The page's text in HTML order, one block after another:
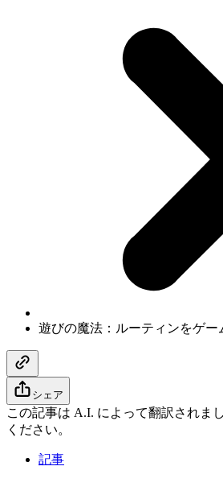
遊びの魔法：ルーティンをゲー
シェア
この記事は A.I. によって翻訳されまし
ください。
記事